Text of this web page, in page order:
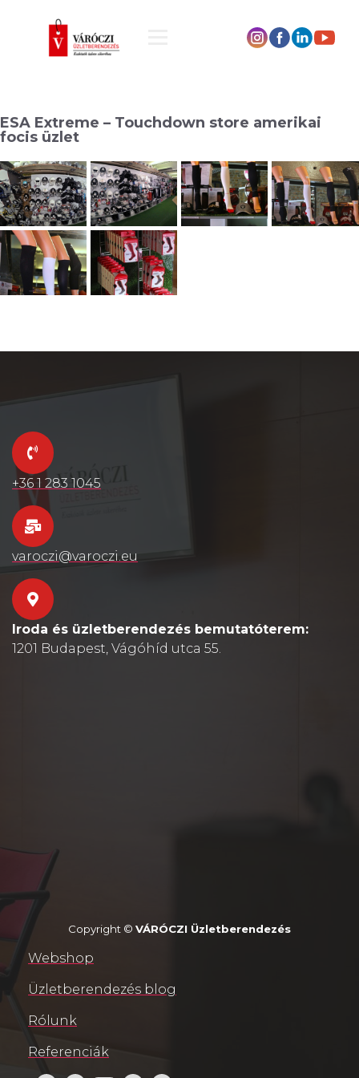
ESA Extreme – Touchdown store amerikai
focis üzlet
+36 1 283 1045
varoczi@varoczi.eu
Iroda és üzletberendezés bemutatóterem:
1201 Budapest, Vágóhíd utca 55.
Copyright © VÁRÓCZI Üzletberendezés
Webshop
Üzletberendezés blog
Rólunk
Referenciák